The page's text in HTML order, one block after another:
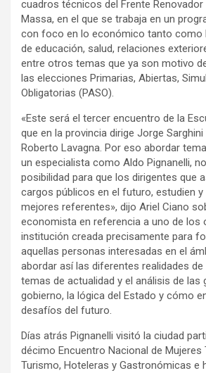
cuadros técnicos del Frente
Massa, en el que se trabaja en un
con foco en lo económico tanto como
de educación, salud, relaciones
entre otros temas que ya son motivo
las elecciones Primarias, Abiertas,
Obligatorias (PASO).
«Este será el tercer encuentro de la
que en la provincia dirige Jorge Sarghini
Roberto Lavagna. Por eso abordar
un especialista como Aldo Pignanelli,
posibilidad para que los dirigentes que
cargos públicos en el futuro, estudien
mejores referentes», dijo Ariel Ciano
economista en referencia a uno de los
institución creada precisamente para
aquellas personas interesadas en el
abordar así las diferentes realidades de
temas de actualidad y el análisis de las
gobierno, la lógica del Estado y cómo
desafíos del futuro.
Días atrás Pignanelli visitó la ciudad
décimo Encuentro Nacional de Mujeres
Turismo, Hoteleras y Gastronómicas e